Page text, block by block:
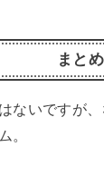
まとめ
ないですが
。